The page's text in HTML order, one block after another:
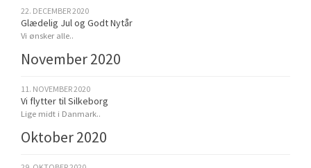
22. DECEMBER 2020
Glædelig Jul og Godt Nytår
Vi ønsker alle..
November 2020
11. NOVEMBER 2020
Vi flytter til Silkeborg
Lige midt i Danmark..
Oktober 2020